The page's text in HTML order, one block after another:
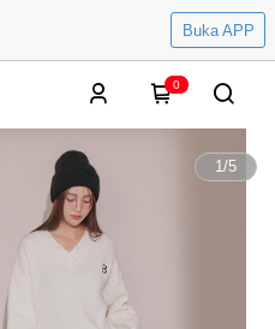
Buka APP
0
1/5